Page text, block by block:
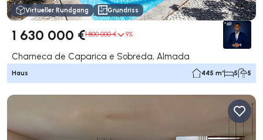
Virtueller Rundgang Grundriss
1 630 000 €1 800 000 € 9%
Charneca de Caparica e Sobreda, Almada
Haus 445 m² 5 5